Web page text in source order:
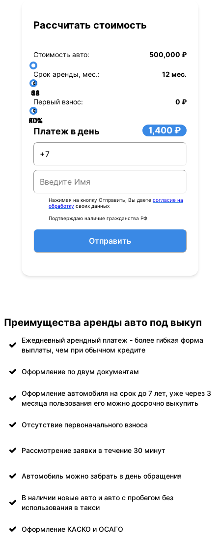
Рассчитать стоимость
Стоимость авто: 500,000 ₽
Срок аренды, мес.: 12 мес.
12
24
36
48
60
72
84
Первый взнос:
0 ₽
0%
20%
40%
60%
80%
Платеж в день 1,400 ₽
Нажимая на кнопку Отправить, Вы даете согласие на
обработку своих данных
Подтверждаю наличие гражданства РФ
Отправить
Преимущества аренды авто под выкуп
Ежедневный арендный платеж - более гибкая форма
выплаты, чем при обычном кредите
Оформление по двум документам
Оформление автомобиля на срок до 7 лет, уже через 3
месяца пользования его можно досрочно выкупить
Отсутствие первоначального взноса
Рассмотрение заявки в течение 30 минут
Автомобиль можно забрать в день обращения
В наличии новые авто и авто с пробегом без
использования в такси
Оформление КАСКО и ОСАГО